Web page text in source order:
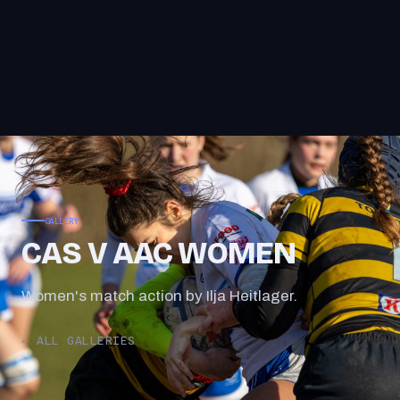
GALLERY
CAS V AAC WOMEN
Women's match action by Ilja Heitlager.
← ALL GALLERIES